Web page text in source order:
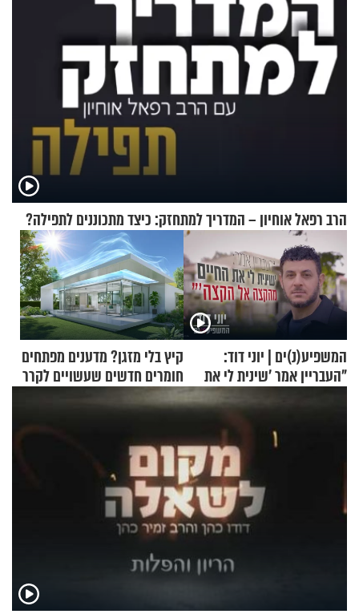
הרב רפאל אוחיון – המדריך למתחזק: כיצד מתכוננים לתפילה?
המשפיע(נ)ים | יוני דוד:
"העבריין אמר 'שינית לי את
החיים מהקצה אל הקצה'"
קיץ בלי מזגן? מדענים מפתחים
חומרים חדשים שעשויים לקרר
בתים